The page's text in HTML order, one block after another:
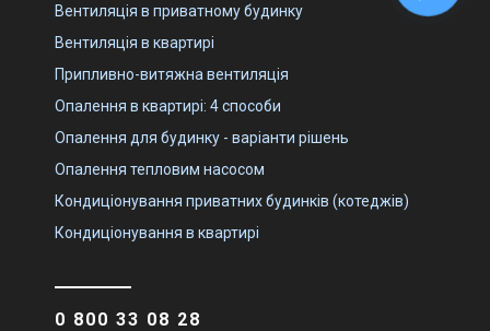
Вентиляція в приватному будинку
Вентиляція в квартирі
Припливно-витяжна вентиляція
Опалення в квартирі: 4 способи
Опалення для будинку - варіанти рішень
Опалення тепловим насосом
Кондиціонування приватних будинків (котеджів)
Кондиціонування в квартирі
0 800 33 08 28